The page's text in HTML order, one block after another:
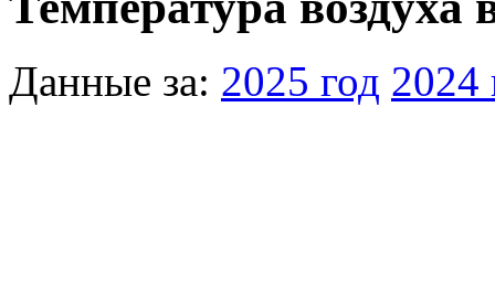
Данные за: 2025 год 2024